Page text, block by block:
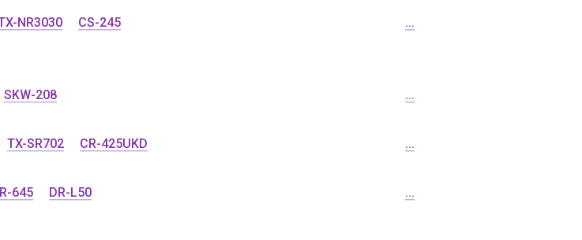
NR3030 CS-245 ...
SKW-208 ...
TX-SR702 CR-425UKD ...
645 DR-L50 ...